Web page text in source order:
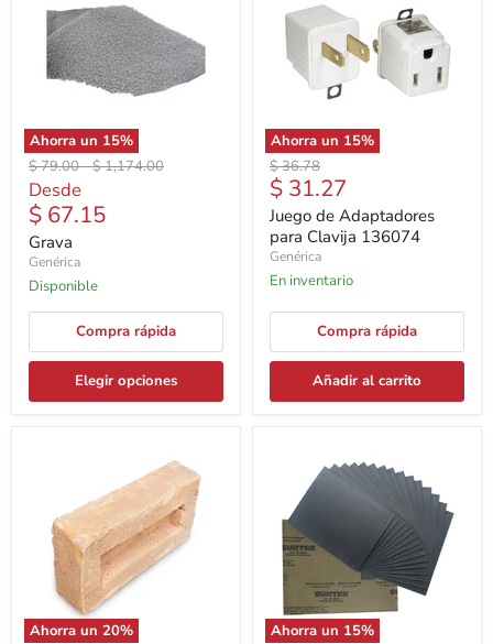
Ahorra un 15%
Precio
original
$ 79.00-Precio
$ 1,174.00
Desde
$ 67.15
Grava
Genérica
Disponible
Compra rápida
Elegir opciones
Ahorra un 15%
Precio
original
$ 36.78
Precio
actual
$ 31.27
Juego de Adaptadores
para Clavija 136074
Genérica
En inventario
Compra rápida
Añadir al carrito
Ahorra un 20%
Ahorra un 15%